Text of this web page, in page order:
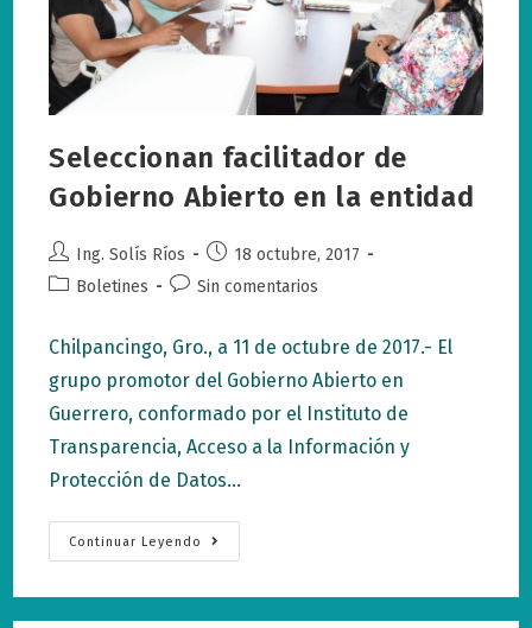
Seleccionan facilitador de
Gobierno Abierto en la entidad
Autor
de
Ing. Solís Ríos
Publicación
de
18 octubre, 2017
Categoría
la
entrada:
Boletines
Comentarios
entrada:
Sin comentarios
Chilpancingo, Gro., a 11 de octubre de 2017.- El
grupo promotor del Gobierno Abierto en
Guerrero, conformado por el Instituto de
Transparencia, Acceso a la Información y
Protección de Datos…
Continuar Leyendo
Seleccionan
Facilitador
En